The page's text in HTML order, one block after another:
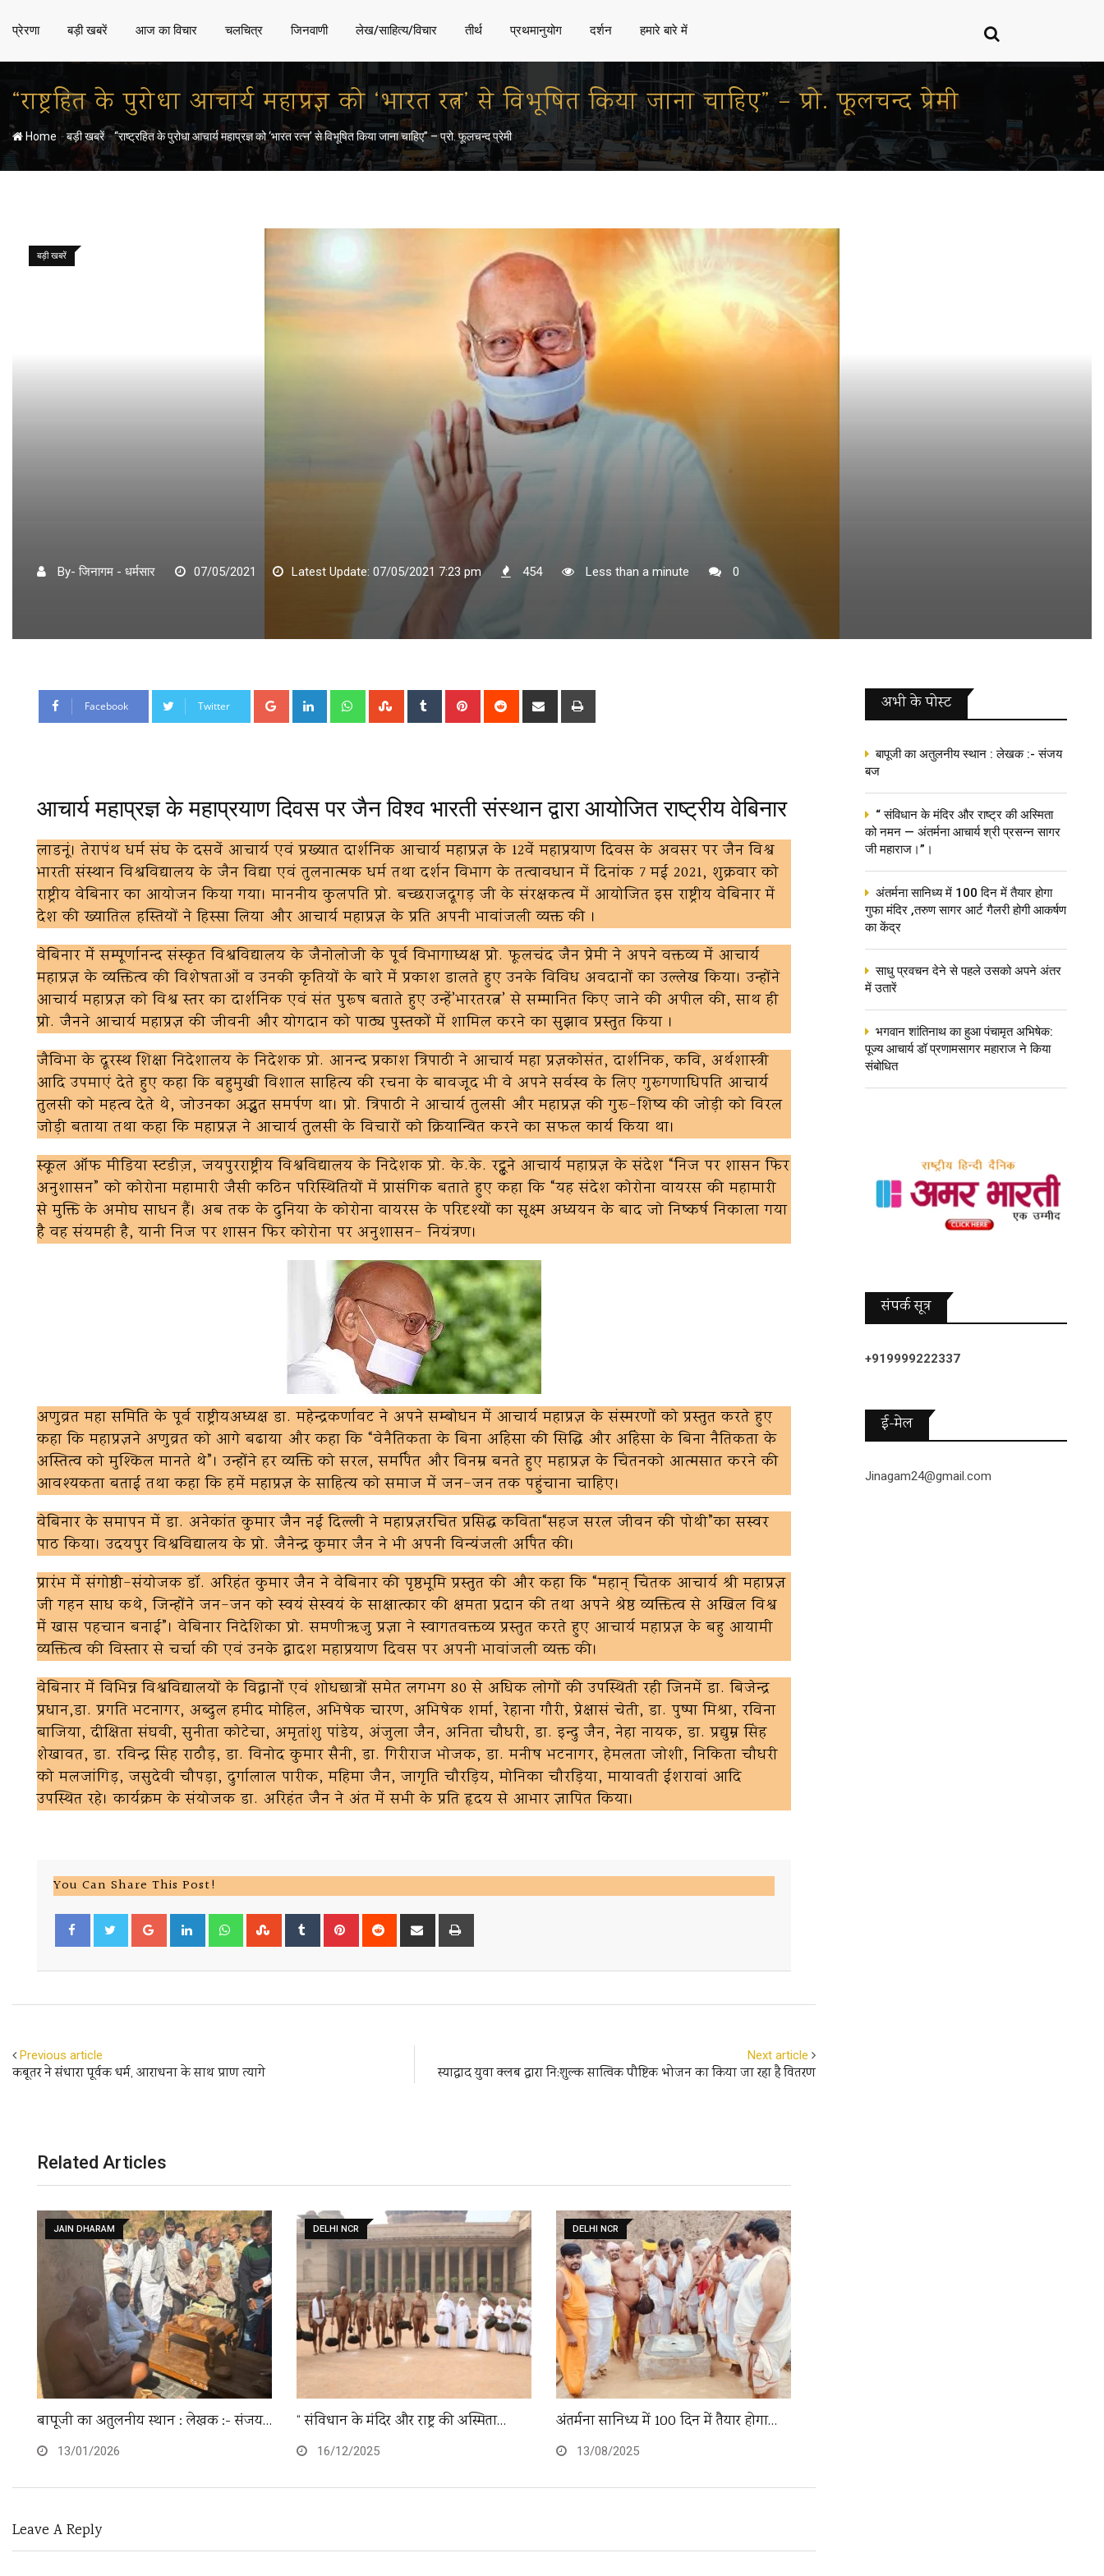
प्रेरणा बड़ी खबरें आज का विचार चलचित्र जिनवाणी लेख/साहित्य/विचार तीर्थ प्रथमानुयोग दर्शन हमारे बारे में
“राष्ट्रहित के पुरोधा आचार्य महाप्रज्ञ को ‘भारत रत्न’ से विभूषित किया जाना चाहिए” – प्रो. फूलचन्द प्रेमी
Home -बड़ी खबरें-“राष्ट्रहित के पुरोधा आचार्य महाप्रज्ञ को ‘भारत रत्न’ से विभूषित किया जाना चाहिए” – प्रो. फूलचन्द प्रेमी
बड़ी खबरें
By- जिनागम - धर्मसार 07/05/2021 Latest Update: 07/05/2021 7:23 pm 454 Less than a minute 0
Facebook Twitter Google+ LinkedIn WhatsappStumbleUpon
Tumblr Pinterest Reddit
Share
आचार्य महाप्रज्ञ के महाप्रयाण दिवस पर जैन विश्व भारती संस्थान द्वारा आयोजित राष्ट्रीय वेबिनार
लाडनूं। तेरापंथ धर्म संघ के दसवें आचार्य एवं प्रख्यात दार्शनिक आचार्य महाप्रज्ञ के 12वें महाप्रयाण दिवस के अवसर पर जैन विश्व
भारती संस्थान विश्वविद्यालय के जैन विद्या एवं तुलनात्मक धर्म तथा दर्शन विभाग के तत्वावधान में दिनांक 7 मई 2021, शुक्रवार को
राष्ट्रीय वेबिनार का आयोजन किया गया। माननीय कुलपति प्रो. बच्छराजदूगड़ जी के संरक्षकत्व में आयोजित इस राष्ट्रीय वेबिनार में
देश की ख्यातिलब्ध हस्तियों ने हिस्सा लिया और आचार्य महाप्रज्ञ के प्रति अपनी भावांजली व्यक्त की ।
वेबिनार में सम्पूर्णानन्द संस्कृत विश्वविद्यालय के जैनोलोजी के पूर्व विभागाध्यक्ष प्रो. फूलचंद जैन प्रेमी ने अपने वक्तव्य में आचार्य
महाप्रज्ञ के व्यक्तित्व की विशेषताओं व उनकी कृतियों के बारे में प्रकाश डालते हुए उनके विविध अवदानों का उल्लेख किया। उन्होंने
आचार्य महाप्रज्ञ को विश्व स्तर का दार्शनिक एवं संत पुरूष बताते हुए उन्हें’भारतरत्न’ से सम्मानित किए जाने की अपील की, साथ ही
प्रो. जैनने आचार्य महाप्रज्ञ की जीवनी और योगदान को पाठ्य पुस्तकों में शामिल करने का सुझाव प्रस्तुत किया ।
जैविभा के दूरस्थ शिक्षा निदेशालय के निदेशक प्रो. आनन्द प्रकाश त्रिपाठी ने आचार्य महा प्रज्ञकोसंत, दार्शनिक, कवि, अर्थशास्त्री
आदि उपमाएं देते हुए कहा कि बहुमुखी विशाल साहित्य की रचना के बावजूद भी वे अपने सर्वस्व के लिए गुरूगणाधिपति आचार्य
तुलसी को महत्व देते थे, जोउनका अद्भुत समर्पण था। प्रो. त्रिपाठी ने आचार्य तुलसी और महाप्रज्ञ की गुरू-शिष्य की जोड़ी को विरल
जोड़ी बताया तथा कहा कि महाप्रज्ञ ने आचार्य तुलसी के विचारों को क्रियान्वित करने का सफल कार्य किया था।
स्कूल ऑफ मीडिया स्टडीज़, जयपुरराष्ट्रीय विश्वविद्यालय के निदेशक प्रो. के.के. रट्टूने आचार्य महाप्रज्ञ के संदेश “निज पर शासन फिर
अनुशासन” को कोरोना महामारी जैसी कठिन परिस्थितियों में प्रासंगिक बताते हुए कहा कि “यह संदेश कोरोना वायरस की महामारी
से मुक्ति के अमोघ साधन हैं। अब तक के दुनिया के कोरोना वायरस के परिदृश्यों का सूक्ष्म अध्ययन के बाद जो निष्कर्ष निकाला गया
है वह संयमही है, यानी निज पर शासन फिर कोरोना पर अनुशासन- नियंत्रण।
अणुव्रत महा समिति के पूर्व राष्ट्रीयअध्यक्ष डा. महेन्द्रकर्णावट ने अपने सम्बोधन में आचार्य महाप्रज्ञ के संस्मरणों को प्रस्तुत करते हुए
कहा कि महाप्रज्ञने अणुव्रत को आगे बढाया और कहा कि “वेनैतिकता के बिना अहिंसा की सिद्धि और अहिंसा के बिना नैतिकता के
अस्तित्व को मुश्किल मानते थे”। उन्होंने हर व्यक्ति को सरल, समर्पित और विनम्र बनते हुए महाप्रज्ञ के चिंतनको आत्मसात करने की
आवश्यकता बताई तथा कहा कि हमें महाप्रज्ञ के साहित्य को समाज में जन-जन तक पहुंचाना चाहिए।
वेबिनार के समापन में डा. अनेकांत कुमार जैन नई दिल्ली ने महाप्रज्ञरचित प्रसिद्ध कविता“सहज सरल जीवन की पोथी”का सस्वर
पाठ किया। उदयपुर विश्वविद्यालय के प्रो. जैनेन्द्र कुमार जैन ने भी अपनी विन्यंजली अर्पित की।
प्रारंभ में संगोष्ठी-संयोजक डॉ. अरिहंत कुमार जैन ने वेबिनार की पृष्ठभूमि प्रस्तुत की और कहा कि “महान् चिंतक आचार्य श्री महाप्रज्ञ
जी गहन साध कथे, जिन्होंने जन-जन को स्वयं सेस्वयं के साक्षात्कार की क्षमता प्रदान की तथा अपने श्रेष्ठ व्यक्तित्व से अखिल विश्व
में खास पहचान बनाई”। वेबिनार निदेशिका प्रो. समणीऋजु प्रज्ञा ने स्वागतवक्तव्य प्रस्तुत करते हुए आचार्य महाप्रज्ञ के बहु आयामी
व्यक्तित्व की विस्तार से चर्चा की एवं उनके द्वादश महाप्रयाण दिवस पर अपनी भावांजली व्यक्त की।
वेबिनार में विभिन्न विश्वविद्यालयों के विद्वानों एवं शोधछात्रों समेत लगभग 80 से अधिक लोगों की उपस्थिती रही जिनमें डा. बिजेन्द्र
प्रधान,डा. प्रगति भटनागर, अब्दुल हमीद मोहिल, अभिषेक चारण, अभिषेक शर्मा, रेहाना गौरी, प्रेक्षासं चेती, डा. पुष्पा मिश्रा, रविना
बाजिया, दीक्षिता संघवी, सुनीता कोटेचा, अमृतांशु पांडेय, अंजुला जैन, अनिता चौधरी, डा. इन्दु जैन, नेहा नायक, डा. प्रद्युम्न सिंह
शेखावत, डा. रविन्द्र सिंह राठौड़, डा. विनोद कुमार सैनी, डा. गिरीराज भोजक, डा. मनीष भटनागर, हेमलता जोशी, निकिता चौधरी
को मलजांगिड़, जसुदेवी चौपड़ा, दुर्गालाल पारीक, महिमा जैन, जागृति चौरड़िय, मोनिका चौरड़िया, मायावती ईशरावां आदि
उपस्थित रहे। कार्यक्रम के संयोजक डा. अरिहंत जैन ने अंत में सभी के प्रति हृदय से आभार ज्ञापित किया।
You Can Share This Post!
Google+ LinkedIn WhatsappStumbleUpon
Tumblr Pinterest Reddit
Share
Previous article
कबूतर ने संधारा पूर्वक धर्म, आराधना के साथ प्राण त्यागे
Next article
स्याद्वाद युवा क्लब द्वारा नि:शुल्क सात्विक पौष्टिक भोजन का किया जा रहा है वितरण
Related Articles
JAIN DHARAM
बापूजी का अतुलनीय स्थान : लेखक :- संजय…
13/01/2026
DELHI NCR
“ संविधान के मंदिर और राष्ट्र की अस्मिता…
16/12/2025
DELHI NCR
अंतर्मना सानिध्य में 100 दिन में तैयार होगा…
13/08/2025
Leave A Reply
अभी के पोस्‍ट
बापूजी का अतुलनीय स्थान : लेखक :- संजय
बज
“ संविधान के मंदिर और राष्ट्र की अस्मिता
को नमन — अंतर्मना आचार्य श्री प्रसन्न सागर
जी महाराज।”।
अंतर्मना सानिध्य में 100 दिन में तैयार होगा
गुफा मंदिर ,तरुण सागर आर्ट गैलरी होगी आकर्षण
का केंद्र
साधु प्रवचन देने से पहले उसको अपने अंतर
में उतारें
भगवान शांतिनाथ का हुआ पंचामृत अभिषेक:
पूज्य आचार्य डॉ प्रणामसागर महाराज ने किया
संबोधित
संपर्क सूत्र
+919999222337
ई-मेल
Jinagam24@gmail.com